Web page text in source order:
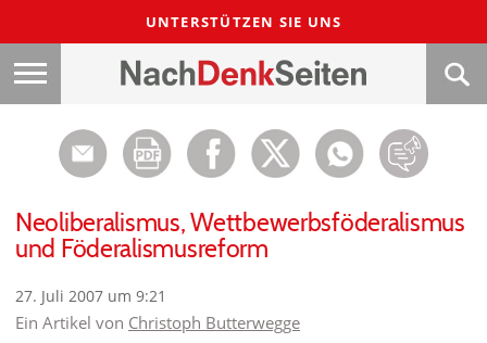
UNTERSTÜTZEN SIE UNS
Neoliberalismus, Wettbewerbsföderalismus
und Föderalismusreform
27. Juli 2007 um 9:21
Ein Artikel von Christoph Butterwegge